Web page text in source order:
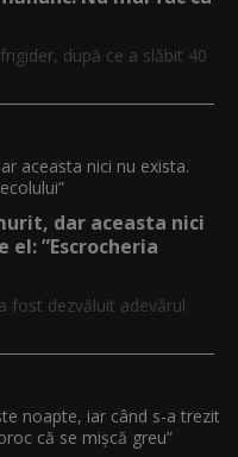
după ce a slăbit 40
dar aceasta nici
”Escrocheria
fost dezvăluit adevărul